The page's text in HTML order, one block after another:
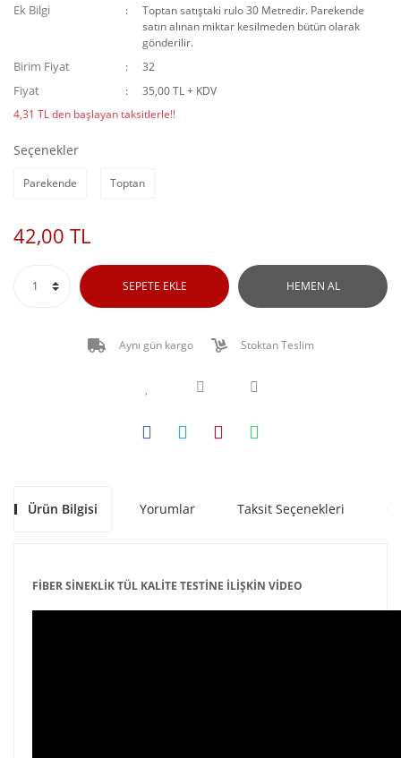
Ek Bilgi
Toptan satıştaki rulo 30 Metredir. Parekende
satın alınan miktar kesilmeden bütün olarak
gönderilir.
Birim Fiyat 32
Fiyat
35,00 TL + KDV
4,31 TL den başlayan taksitlerle!!
Seçenekler
Parekende Toptan
42,00 TL
SEPETE EKLE HEMEN AL
Aynı gün kargo Stoktan Teslim
Ürün Bilgisi Yorumlar Taksit Seçenekleri
FİBER SİNEKLİK TÜL KALİTE TESTİNE İLİŞKİN VİDEO